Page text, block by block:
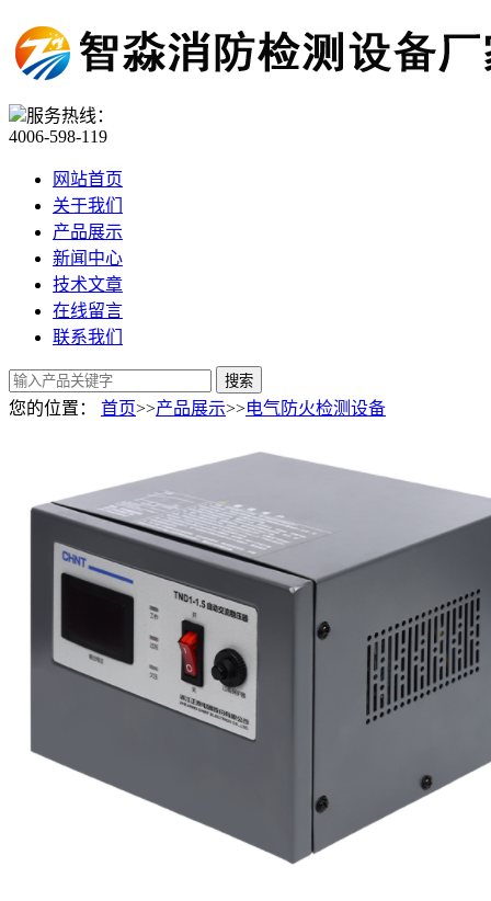
服务热线：
4006-598-119
网站首页
关于我们
产品展示
新闻中心
技术文章
在线留言
联系我们
您的位置： 首页>>产品展示>>电气防火检测设备